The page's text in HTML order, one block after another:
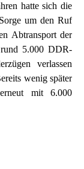
hatte sich die
um den Ruf
Abtransport der
5.000 DDR-
verlassen
wenig später
mit 6.000